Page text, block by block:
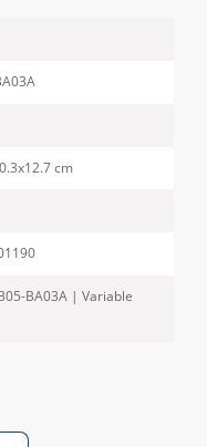
cm
BA03A | Variable